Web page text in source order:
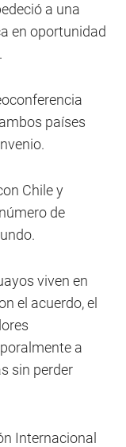
a una
en oportunidad
países
Chile y
de
viven en
el acuerdo, el
a
sin perder
Internacional